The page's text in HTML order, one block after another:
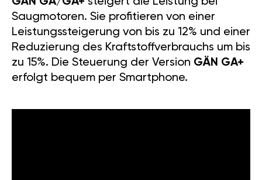
Saugmotoren. Sie profitieren von einer
Leistungssteigerung von bis zu 12% und einer
Reduzierung des Kraftstoffverbrauchs um bis
zu 15%. Die Steuerung der Version GÄN GA+
erfolgt bequem per Smartphone.